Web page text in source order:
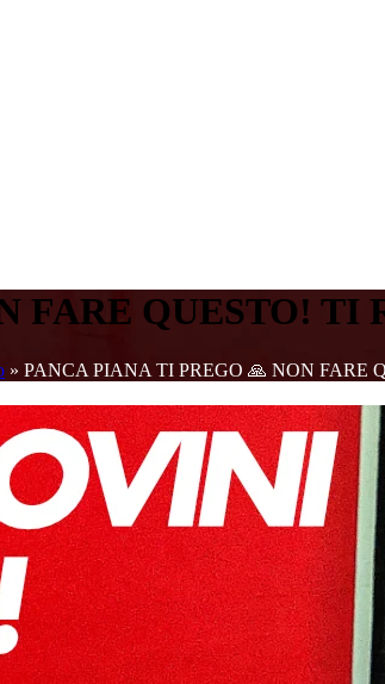
FARE QUESTO! TI
» PANCA PIANA TI PREGO 🙏 NON FARE